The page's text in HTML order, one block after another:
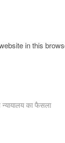
in this
न्यायालय का फैसला